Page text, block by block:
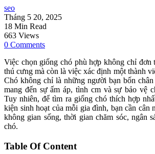
seo
Tháng 5 20, 2025
18 Min Read
663 Views
0 Comments
Việc chọn giống chó phù hợp không chỉ đơn
thú cưng mà còn là việc xác định một thành
Chó không chỉ là những người bạn bốn
mang đến sự ấm áp, tình cm và sự bảo vệ
Tuy nhiên, để tìm ra giống chó thích hợp
kiện sinh hoạt của mỗi gia đình, bạn cần cân
không gian sống, thời gian chăm sóc, ngân
chó.
Table Of Content